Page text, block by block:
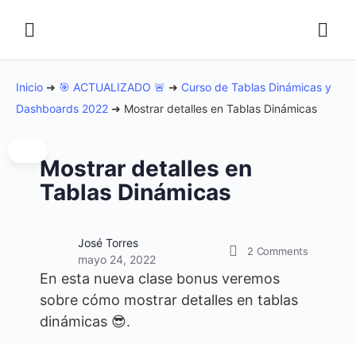
Inicio ➜ 🎯 ACTUALIZADO 🚨 ➜ Curso de Tablas Dinámicas y
Dashboards 2022 ➜ Mostrar detalles en Tablas Dinámicas
Mostrar detalles en
Tablas Dinámicas
José Torres
mayo 24, 2022
2 Comments
En esta nueva clase bonus veremos
sobre cómo mostrar detalles en tablas
dinámicas 😎.